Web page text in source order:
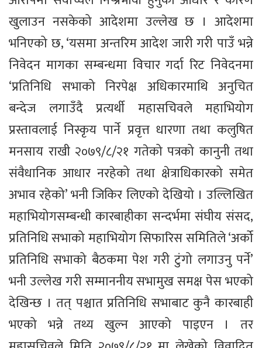
खुलाउन नसकेको आदेशमा उल्लेख छ । आदेशमा
भनिएको छ, ‘यसमा अन्तरिम आदेश जारी गरी पाउँ भन्ने
निवेदन मागका सम्बन्धमा विचार गर्दा रिट निवेदनमा
‘प्रतिनिधि सभाको निरपेक्ष अधिकारमाथि अनुचित
बन्देज लगाउँदै प्रत्यर्थी महासचिवले महाभियोग
प्रस्तावलाई निस्कृय पार्ने प्रवृत्त धारणा तथा कलुषित
मनसाय राखी २०७९/८/२१ गतेको पत्रको कानुनी तथा
संवैधानिक आधार नरहेको तथा क्षेत्राधिकारको समेत
अभाव रहेको’ भनी जिकिर लिएको देखियो । उल्लिखित
महाभियोगसम्बन्धी कारबाहीका सन्दर्भमा संघीय संसद,
प्रतिनिधि सभाको महाभियोग सिफारिस समितिले ‘अर्को
प्रतिनिधि सभाको बैठकमा पेश गरी टुंगो लगाउनु पर्ने’
भनी उल्लेख गरी सम्माननीय सभामुख समक्ष पेस भएको
देखिन्छ । तत् पश्चात प्रतिनिधि सभाबाट कुनै कारबाही
भएको भन्ने तथ्य खुल्न आएको पाइएन । तर